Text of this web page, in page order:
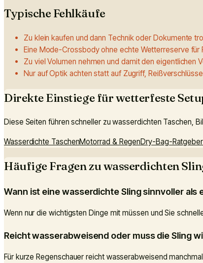
Typische Fehlkäufe
Zu klein kaufen und dann Technik oder Dokumente
Eine Mode-Crossbody ohne echte Wetterreserve für
Zu viel Volumen nehmen und damit den eigentlichen
Nur auf Optik achten statt auf Zugriff,
Direkte Einstiege für wetterfeste
Diese Seiten führen schneller zu wasserdichten Taschen,
Wasserdichte TaschenMotorrad & RegenDry-Bag-Ratgeber
Häufige Fragen zu wasserdichten
Wann ist eine wasserdichte Sling sinnvoller als
Wenn nur die wichtigsten Dinge mit müssen und Sie
Reicht wasserabweisend oder muss die Sling
Für kurze Regenschauer reicht wasserabweisend